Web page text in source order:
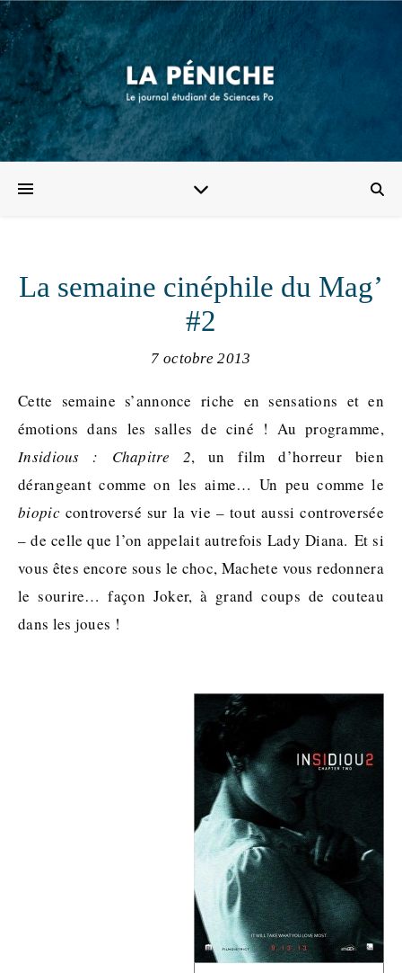
La semaine cinéphile du Mag’
#2
7 octobre 2013
Cette semaine s’annonce riche en sensations et en
émotions dans les salles de ciné ! Au programme,
Insidious : Chapitre 2, un film d’horreur bien
dérangeant comme on les aime… Un peu comme le
biopiccontroversé sur la vie – tout aussi controversée
– de celle que l’on appelait autrefois Lady Diana. Et si
vous êtes encore sous le choc, Machete vous redonnera
le sourire… façon Joker, à grand coups de couteau
dans les joues !